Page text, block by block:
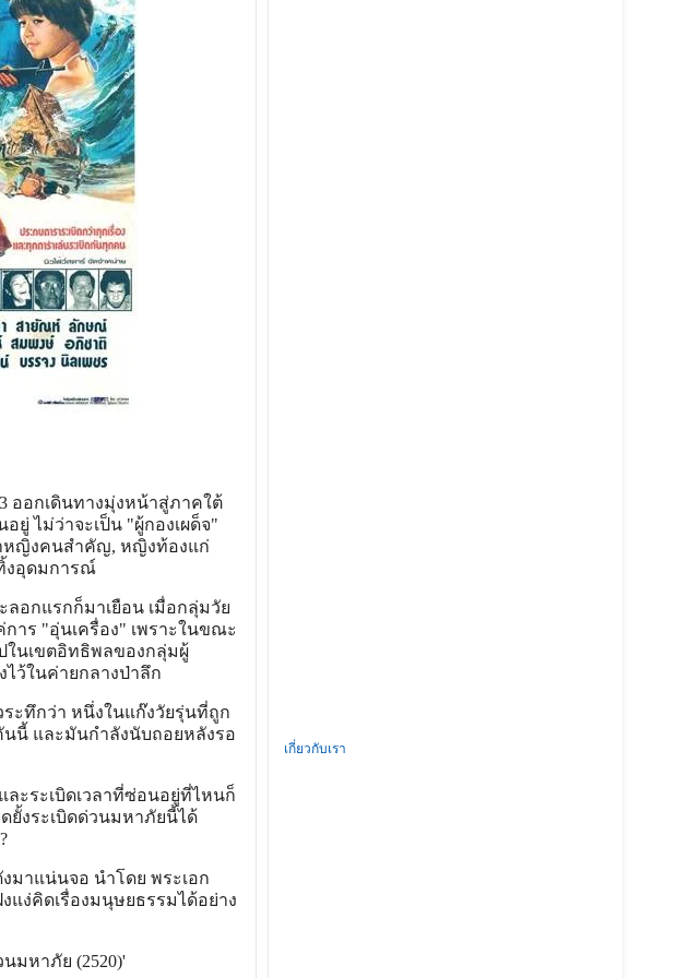
ออกเดินทางมุ่งหน้าสู่ภาคใต้
ไม่ว่าจะเป็น "ผู้กองเผด็จ"
หญิงคนสำคัญ, หญิงท้องแก่
งอุดมการณ์
อกแรกก็มาเยือน เมื่อกลุ่มวัย
าร "อุ่นเครื่อง" เพราะในขณะ
นเขตอิทธิพลของกลุ่มผู้
ว้ในค่ายกลางป่าลึก
ะทึกว่า หนึ่งในแก๊งวัยรุ่นที่ถูก
นนี้ และมันกำลังนับถอยหลังรอ
ะระเบิดเวลาที่ซ่อนอยู่ที่ไหนก็
ยั้งระเบิดด่วนมหาภัยนี้ได้
าแน่นจอ นำโดย พระเอก
ง่คิดเรื่องมนุษยธรรมได้อย่าง
มหาภัย (2520)'
เกี่ยวกับเรา